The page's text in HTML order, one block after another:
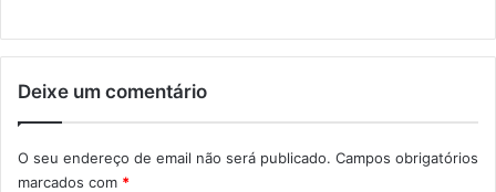
Deixe um comentário
O seu endereço de email não será publicado. Campos obrigatórios
marcados com *